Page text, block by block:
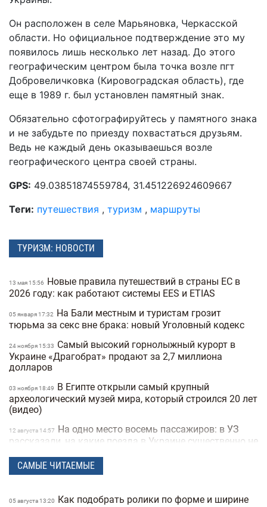
Он расположен в селе Марьяновка, Черкасской
области. Но официальное подтверждение это му
появилось лишь несколько лет назад. До этого
географическим центром была точка возле пгт
Добровеличковка (Кировоградская область), где
еще в 1989 г. был установлен памятный знак.
Обязательно сфотографируйтесь у памятного знака
и не забудьте по приезду похвастаться друзьям.
Ведь не каждый день оказываешься возле
географического центра своей страны.
GPS: 49.03851874559784, 31.451226924609667
Теги: путешествия , туризм , маршруты
ТУРИЗМ: НОВОСТИ
13 мая 15:56
Новые правила путешествий в страны ЕС в
2026 году: как работают системы EES и ETIAS
05 января 17:32
На Бали местным и туристам грозит
тюрьма за секс вне брака: новый Уголовный кодекс
24 ноября 15:33
Самый высокий горнолыжный курорт в
Украине «Драгобрат» продают за 2,7 миллиона
долларов
03 ноября 18:49
В Египте открыли самый крупный
археологический музей мира, который строился 20 лет
(видео)
12 августа 14:57
На одно место восемь пассажиров: в УЗ
рассказали, на какие поезда в Украине существенно не
Airbnb теперь не только про жилье: платформа
11 февраля 17:55 Первый большой нудистский круиз: 2300
САМЫЕ ЧИТАЕМЫЕ
05 августа 13:20
Как подобрать ролики по форме и ширине